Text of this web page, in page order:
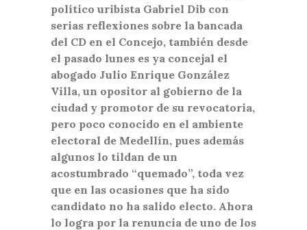
político uribista Gabriel Dib con
serias reflexiones sobre la bancada
del CD en el Concejo, también desde
el pasado lunes es ya concejal el
abogado Julio Enrique González
Villa, un opositor al gobierno de la
ciudad y promotor de su revocatoria,
pero poco conocido en el ambiente
electoral de Medellín, pues además
algunos lo tildan de un
acostumbrado “quemado”, toda vez
que en las ocasiones que ha sido
candidato no ha salido electo. Ahora
lo logra por la renuncia de uno de los